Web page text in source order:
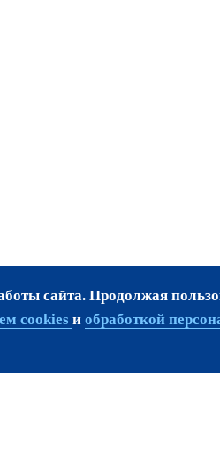
сайта. Продолжая
cookies и обработкой